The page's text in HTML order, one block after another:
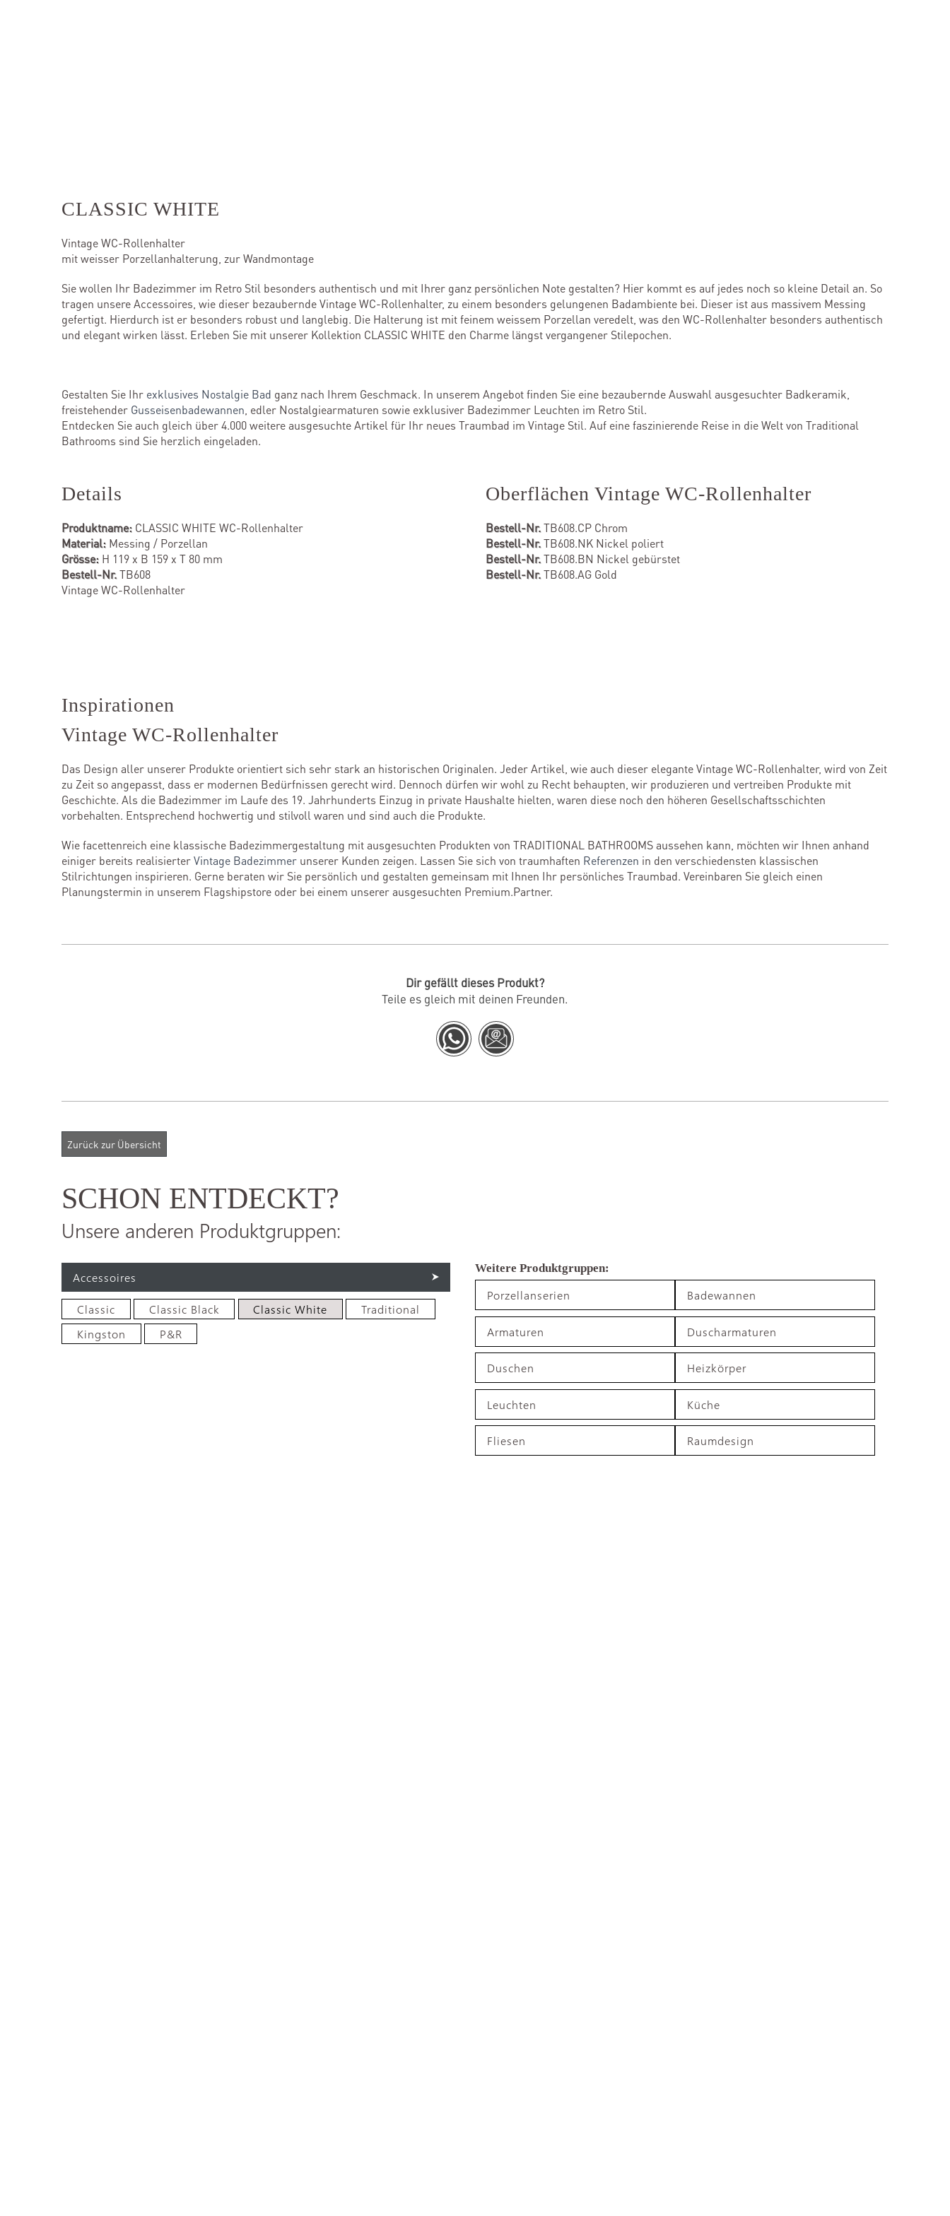
CLASSIC WHITE
Vintage WC-Rollenhalter
mit weisser Porzellanhalterung, zur Wandmontage
Sie wollen Ihr Badezimmer im Retro Stil besonders authentisch und mit Ihrer ganz persönlichen Note gestalten? Hier kommt es auf jedes noch so kleine Detail an. So
tragen unsere Accessoires, wie dieser bezaubernde Vintage WC-Rollenhalter, zu einem besonders gelungenen Badambiente bei. Dieser ist aus massivem Messing
gefertigt. Hierdurch ist er besonders robust und langlebig. Die Halterung ist mit feinem weissem Porzellan veredelt, was den WC-Rollenhalter besonders authentisch
und elegant wirken lässt. Erleben Sie mit unserer Kollektion CLASSIC WHITE den Charme längst vergangener Stilepochen.
Gestalten Sie Ihr exklusives Nostalgie Bad ganz nach Ihrem Geschmack. In unserem Angebot finden Sie eine bezaubernde Auswahl ausgesuchter Badkeramik,
freistehender Gusseisenbadewannen , edler Nostalgiearmaturen sowie exklusiver Badezimmer Leuchten im Retro Stil.
Entdecken Sie auch gleich über 4.000 weitere ausgesuchte Artikel für Ihr neues Traumbad im Vintage Stil. Auf eine faszinierende Reise in die Welt von Traditional
Bathrooms sind Sie herzlich eingeladen.
Details
Produktname: CLASSIC WHITE WC-Rollenhalter
Material: Messing / Porzellan
Grösse: H 119 x B 159 x T 80 mm
Bestell-Nr.TB608
Vintage WC-Rollenhalter
Oberflächen Vintage WC-Rollenhalter
Bestell-Nr.TB608.CP Chrom
Bestell-Nr.TB608.NK Nickel poliert
Bestell-Nr.TB608.BN Nickel gebürstet
Bestell-Nr.TB608.AG Gold
Inspirationen
Vintage WC-Rollenhalter
Das Design aller unserer Produkte orientiert sich sehr stark an historischen Originalen. Jeder Artikel, wie auch dieser elegante Vintage WC-Rollenhalter, wird von Zeit
zu Zeit so angepasst, dass er modernen Bedürfnissen gerecht wird. Dennoch dürfen wir wohl zu Recht behaupten, wir produzieren und vertreiben Produkte mit
Geschichte. Als die Badezimmer im Laufe des 19. Jahrhunderts Einzug in private Haushalte hielten, waren diese noch den höheren Gesellschaftsschichten
vorbehalten. Entsprechend hochwertig und stilvoll waren und sind auch die Produkte.
Wie facettenreich eine klassische Badezimmergestaltung mit ausgesuchten Produkten von TRADITIONAL BATHROOMS aussehen kann, möchten wir Ihnen anhand
einiger bereits realisierterVintage Badezimmer unserer Kunden zeigen. Lassen Sie sich von traumhaften Referenzen in den verschiedensten klassischen
Stilrichtungen inspirieren. Gerne beraten wir Sie persönlich und gestalten gemeinsam mit Ihnen Ihr persönliches Traumbad. Vereinbaren Sie gleich einen
Planungstermin in unserem Flagshipstore oder bei einem unserer ausgesuchten Premium.Partner.
Dir gefällt dieses Produkt?
Teile es gleich mit deinen Freunden.
SCHON ENTDECKT?
Unsere anderen Produktgruppen:
Porzellanserien Badewannen
Armaturen Duscharmaturen
Duschen Heizkörper
Accessoires
Classic
Classic Black Classic White
Traditional
Kingston
P&R
Leuchten Küche
Fliesen Raumdesign